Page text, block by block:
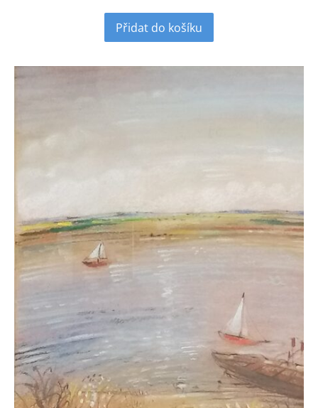
Přidat do košíku